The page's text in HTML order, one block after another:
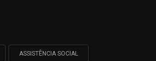
ASSISTÊNCIA SOCIAL